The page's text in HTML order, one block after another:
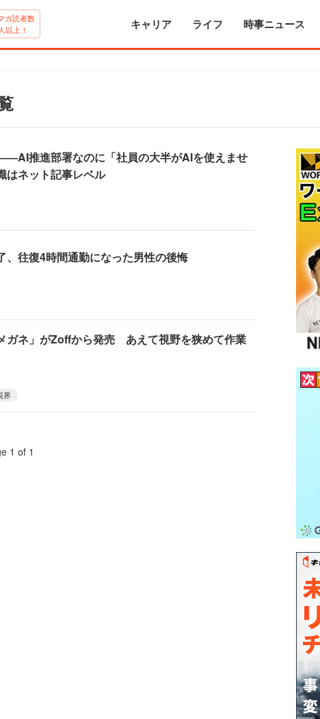
ガ読者数
以上！
キャリア ライフ 時事ニュース
推進部署なのに「社員の大半がAIを使えませ
ネット記事レベル
、往復4時間通勤になった男性の後悔
ガネ」がZoffから発売 あえて視野を狭めて作業
界
1 of 1